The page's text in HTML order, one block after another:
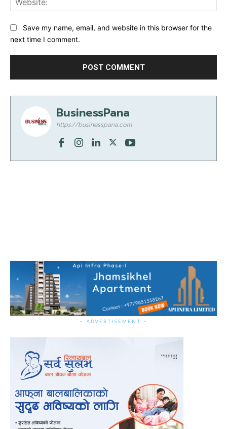
Save my name, email, and website in this browser for the
next time I comment.
BusinessPana
https://businesspana.com
- ADVERTISEMENT -